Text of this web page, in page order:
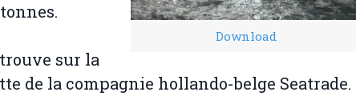
Download
sur la
de la compagnie hollando-belge Seatrade.